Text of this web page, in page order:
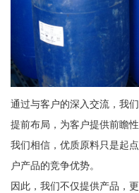
通过与客户的深入交流，我
提前布局，为客户提供前瞻性
我们相信，优质原料只是起
户产品的竞争优势。
因此，我们不仅提供产品，